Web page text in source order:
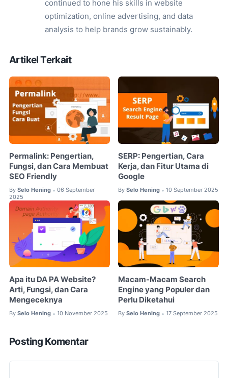
continued to hone his skills in website
optimization, online advertising, and data
analysis to help brands grow sustainably.
Artikel Terkait
Permalink: Pengertian,
Fungsi, dan Cara Membuat
SEO Friendly
By Selo Hening • 06 September
2025
SERP: Pengertian, Cara
Kerja, dan Fitur Utama di
Google
By Selo Hening • 10 September 2025
Apa itu DA PA Website?
Arti, Fungsi, dan Cara
Mengeceknya
By Selo Hening • 10 November 2025
Macam-Macam Search
Engine yang Populer dan
Perlu Diketahui
By Selo Hening • 17 September 2025
Posting Komentar